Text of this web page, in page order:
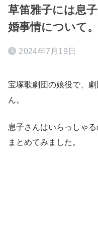
草笛雅子には息
婚事情について。
2024年7月19日
宝塚歌劇団の娘役で、
ん。
息子さんはいらっしゃ
まとめてみました。